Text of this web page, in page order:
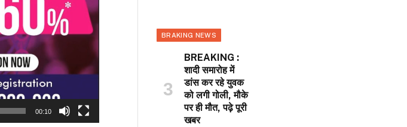
00:10
BRAKING NEWS
BREAKING :
शादी समारोह में
डांस कर रहे युवक
को लगी गोली, मौके
पर ही मौत, पढ़े पूरी
खबर